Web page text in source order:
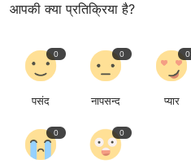
आपकी क्या प्रतिक्रिया है?
0
पसंद
0
नापसन्द
0
प्यार
0 0